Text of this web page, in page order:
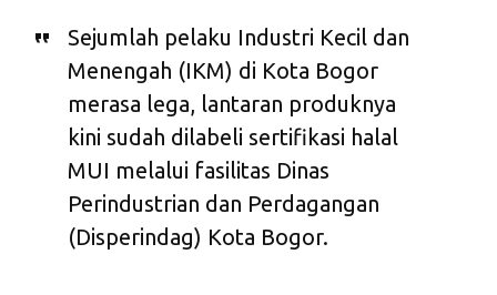
Sejumlah pelaku Industri Kecil dan
Menengah (IKM) di Kota Bogor
merasa lega, lantaran produknya
kini sudah dilabeli sertifikasi halal
MUI melalui fasilitas Dinas
Perindustrian dan Perdagangan
(Disperindag) Kota Bogor.